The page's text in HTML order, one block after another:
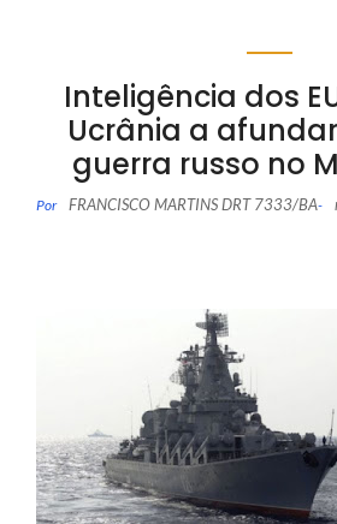
Inteligência dos
Ucrânia a
guerra russo no
Por FRANCISCO MARTINS DRT 7333/BA-